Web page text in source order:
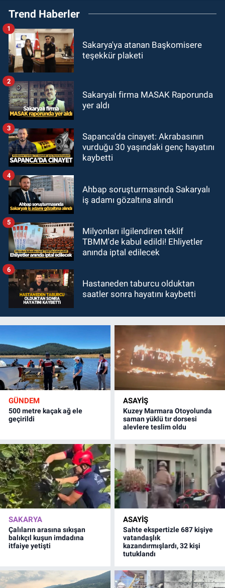
Trend Haberler
Sakarya'ya atanan Başkomisere
teşekkür plaketi
1
Sakaryalı firma MASAK Raporunda
yer aldı
2
Sapanca'da cinayet: Akrabasının
vurduğu 30 yaşındaki genç hayatını
kaybetti
3
Ahbap soruşturmasında Sakaryalı
iş adamı gözaltına alındı
4
Milyonları ilgilendiren teklif
TBMM'de kabul edildi! Ehliyetler
anında iptal edilecek
5
Hastaneden taburcu olduktan
saatler sonra hayatını kaybetti
6
GÜNDEM
500 metre kaçak ağ ele
geçirildi
ASAYİŞ
Kuzey Marmara Otoyolunda
saman yüklü tır dorsesi
alevlere teslim oldu
SAKARYA
Çalıların arasına sıkışan
balıkçıl kuşun imdadına
itfaiye yetişti
ASAYİŞ
Sahte ekspertizle 687 kişiye
vatandaşlık
kazandırmışlardı, 32 kişi
tutuklandı